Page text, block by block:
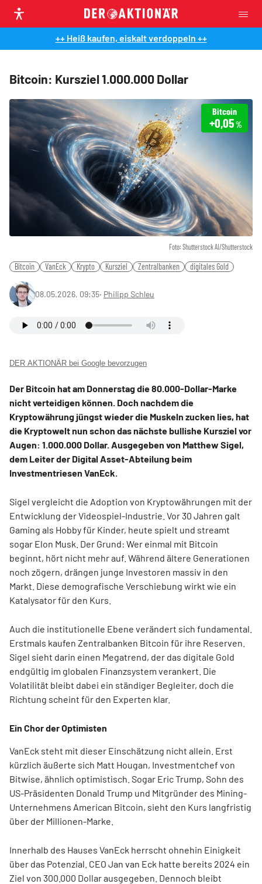
++ Heiß kaufen, eiskalt verdoppeln ++
Bitcoin: Kursziel 1.000.000 Dollar
Foto: Shutterstock AI/Shutterstock
Bitcoin
+0,05%
Bitcoin VanEck Krypto Kursziel Zentralbanken digitales Gold
08.05.2026, 09:35‧ Philipp Schleu
DER AKTIONÄR bei Google bevorzugen
Der Bitcoin hat am Donnerstag die 80.000-Dollar-Marke
nicht verteidigen können. Doch nachdem die
Kryptowährung jüngst wieder die Muskeln zucken lies, hat
die Kryptowelt nun schon das nächste bullishe Kursziel vor
Augen: 1.000.000 Dollar. Ausgegeben von Matthew Sigel,
dem Leiter der Digital Asset-Abteilung beim
Investmentriesen VanEck.
Sigel vergleicht die Adoption von Kryptowährungen mit der
Entwicklung der Videospiel-Industrie. Vor 30 Jahren galt
Gaming als Hobby für Kinder, heute spielt und streamt
sogar Elon Musk. Der Grund: Wer einmal mit Bitcoin
beginnt, hört nicht mehr auf. Während ältere Generationen
noch zögern, drängen junge Investoren massiv in den
Markt. Diese demografische Verschiebung wirkt wie ein
Katalysator für den Kurs.
Auch die institutionelle Ebene verändert sich fundamental.
Erstmals kaufen Zentralbanken Bitcoin für ihre Reserven.
Sigel sieht darin einen Megatrend, der das digitale Gold
endgültig im globalen Finanzsystem verankert. Die
Volatilität bleibt dabei ein ständiger Begleiter, doch die
Richtung scheint für den Experten klar.
Ein Chor der Optimisten
VanEck steht mit dieser Einschätzung nicht allein. Erst
kürzlich äußerte sich Matt Hougan, Investmentchef von
Bitwise, ähnlich optimistisch. Sogar Eric Trump, Sohn des
US-Präsidenten Donald Trump und Mitgründer des Mining-
Unternehmens American Bitcoin, sieht den Kurs langfristig
über der Millionen-Marke.
Innerhalb des Hauses VanEck herrscht ohnehin Einigkeit
über das Potenzial. CEO Jan van Eck hatte bereits 2024 ein
Ziel von 300.000 Dollar ausgegeben. Dennoch bleibt